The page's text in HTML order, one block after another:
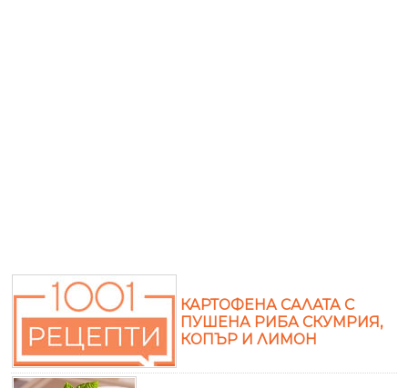
КАРТОФЕНА САЛАТА С
ПУШЕНА РИБА СКУМРИЯ,
КОПЪР И ЛИМОН